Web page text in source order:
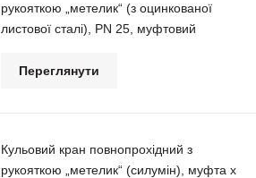
рукояткою „метелик“ (з оцинкованої
листової сталі), РN 25, муфтовий
Переглянути
Кульовий кран повнопрохідний з
рукояткою „метелик“ (силумін), муфта х